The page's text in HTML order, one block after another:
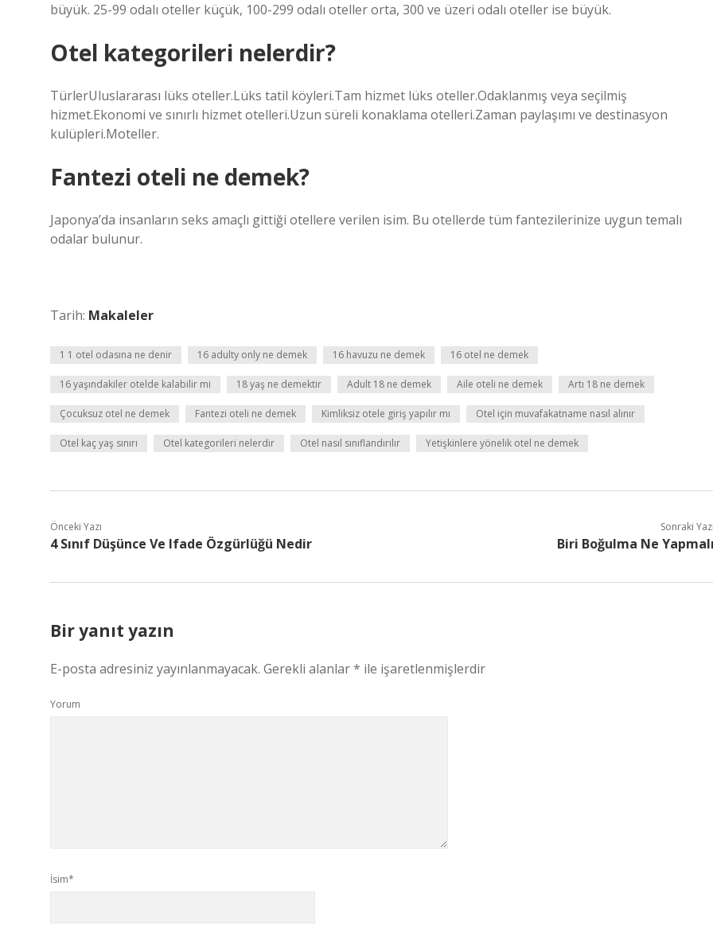
büyük. 25-99 odalı oteller küçük, 100-299 odalı oteller orta, 300 ve üzeri odalı oteller ise büyük.
Otel kategorileri nelerdir?
TürlerUluslararası lüks oteller.Lüks tatil köyleri.Tam hizmet lüks oteller.Odaklanmış veya seçilmiş
hizmet.Ekonomi ve sınırlı hizmet otelleri.Uzun süreli konaklama otelleri.Zaman paylaşımı ve destinasyon
kulüpleri.Moteller.
Fantezi oteli ne demek?
Japonya’da insanların seks amaçlı gittiği otellere verilen isim. Bu otellerde tüm fantezilerinize uygun temalı
odalar bulunur.
Tarih: Makaleler
1 1 otel odasına ne denir 16 adulty only ne demek 16 havuzu ne demek 16 otel ne demek
16 yaşındakiler otelde kalabilir mi 18 yaş ne demektir Adult 18 ne demek Aile oteli ne demek Artı 18 ne demek
Çocuksuz otel ne demek Fantezi oteli ne demek Kimliksiz otele giriş yapılır mı Otel için muvafakatname nasıl alınır
Otel kaç yaş sınırı Otel kategorileri nelerdir Otel nasıl sınıflandırılır Yetişkinlere yönelik otel ne demek
Önceki Yazı
4 Sınıf Düşünce Ve Ifade Özgürlüğü Nedir
Sonraki Yazı
Biri Boğulma Ne Yapmalı
Bir yanıt yazın
E-posta adresiniz yayınlanmayacak. Gerekli alanlar* ile işaretlenmişlerdir
Yorum
İsim*